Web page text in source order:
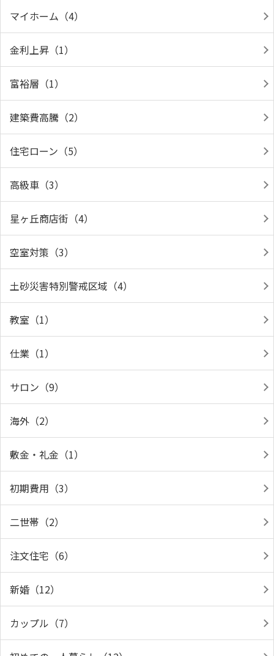
マイホーム（4）
金利上昇（1）
富裕層（1）
建築費高騰（2）
住宅ローン（5）
高級車（3）
星ヶ丘商店街（4）
空室対策（3）
土砂災害特別警戒区域（4）
教室（1）
仕業（1）
サロン（9）
海外（2）
敷金・礼金（1）
初期費用（3）
二世帯（2）
注文住宅（6）
新婚（12）
カップル（7）